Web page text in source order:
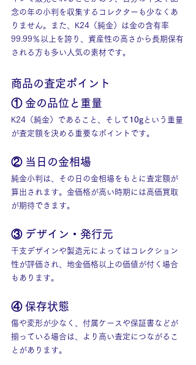
念の年の小判を収集するコレクターも少なくあ
りません。また、K24（純金）は金の含有率
99.99％以上を誇り、資産性の高さから長期保有
される方も多い人気の素材です。
商品の査定ポイント
① 金の品位と重量
K24（純金）であること、そして 10g という重量
が査定額を決める重要なポイントです。
② 当日の金相場
純金小判は、その日の金相場をもとに査定額が
算出されます。金価格が高い時期には高価買取
が期待できます。
③ デザイン・発行元
干支デザインや製造元によってはコレクション
性が評価され、地金価格以上の価値が付く場合
もあります。
④ 保存状態
傷や変形が少なく、付属ケースや保証書などが
揃っている場合は、より高い査定につながるこ
とがあります。